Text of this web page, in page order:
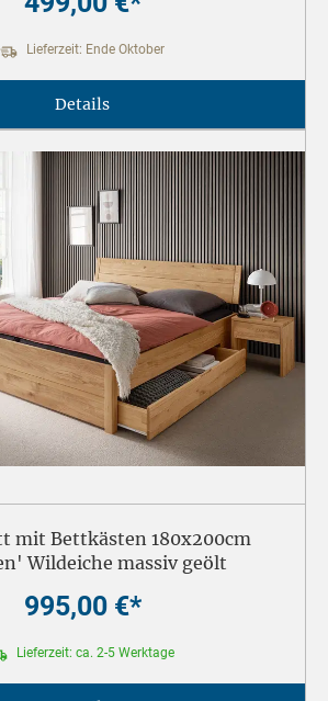
Lieferzeit: Ende Oktober
Details
mit Bettkästen 180x200cm
Wildeiche massiv geölt
995,00 €*
Lieferzeit: ca. 2-5 Werktage